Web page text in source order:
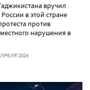
вручил
в этой стране
против
нарушения в